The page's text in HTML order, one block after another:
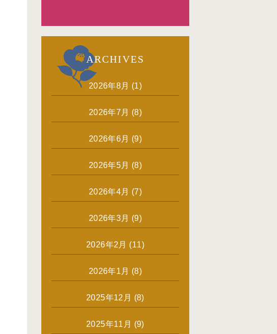
ARCHIVES
2026年8月 (1)
2026年7月 (8)
2026年6月 (9)
2026年5月 (8)
2026年4月 (7)
2026年3月 (9)
2026年2月 (11)
2026年1月 (8)
2025年12月 (8)
2025年11月 (9)